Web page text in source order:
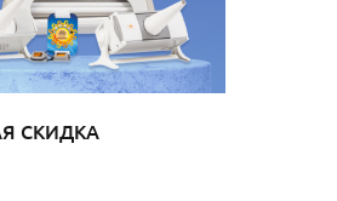
СКИДКА